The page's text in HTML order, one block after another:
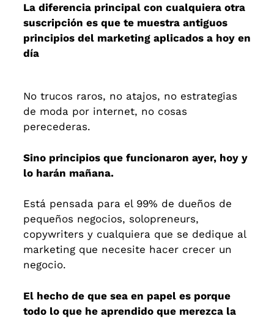
La diferencia principal con cualquiera otra
suscripción es que te muestra antiguos
principios del marketing aplicados a hoy en
día
No trucos raros, no atajos, no estrategias
de moda por internet, no cosas
perecederas.
Sino principios que funcionaron ayer, hoy y
lo harán mañana.
Está pensada para el 99% de dueños de
pequeños negocios, solopreneurs,
copywriters y cualquiera que se dedique al
marketing que necesite hacer crecer un
negocio.
El hecho de que sea en papel es porque
todo lo que he aprendido que merezca la